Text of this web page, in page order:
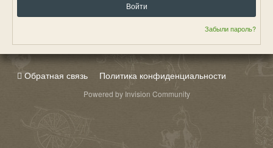
Войти
Забыли пароль?
Обратная связь Политика конфиденциальности
Powered by Invision Community